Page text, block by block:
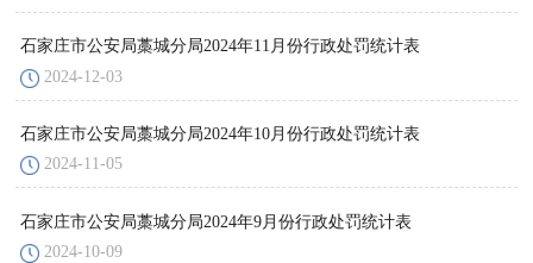
石家庄市公安局藁城分局2024年11月份行政处罚统计表
2024-12-03
石家庄市公安局藁城分局2024年10月份行政处罚统计表
2024-11-05
石家庄市公安局藁城分局2024年9月份行政处罚统计表
2024-10-09